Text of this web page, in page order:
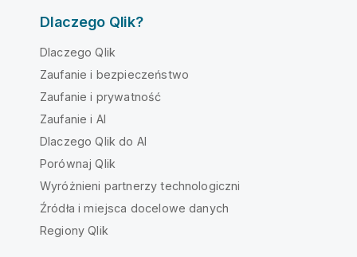
Dlaczego Qlik?
Dlaczego Qlik
Zaufanie i bezpieczeństwo
Zaufanie i prywatność
Zaufanie i AI
Dlaczego Qlik do AI
Porównaj Qlik
Wyróżnieni partnerzy technologiczni
Źródła i miejsca docelowe danych
Regiony Qlik